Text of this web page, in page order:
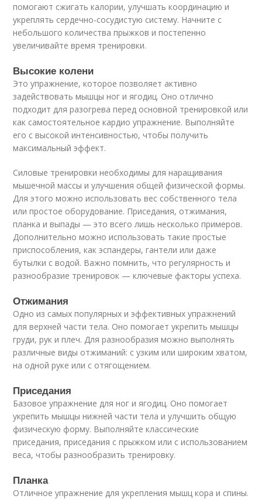
помогают сжигать калории, улучшать координацию и
укреплять сердечно-сосудистую систему. Начните с
небольшого количества прыжков и постепенно
увеличивайте время тренировки.
Высокие колени
Это упражнение, которое позволяет активно
задействовать мышцы ног и ягодиц. Оно отлично
подходит для разогрева перед основной тренировкой или
как самостоятельное кардио упражнение. Выполняйте
его с высокой интенсивностью, чтобы получить
максимальный эффект.
Силовые тренировки необходимы для наращивания
мышечной массы и улучшения общей физической формы.
Для этого можно использовать вес собственного тела
или простое оборудование. Приседания, отжимания,
планка и выпады — это всего лишь несколько примеров.
Дополнительно можно использовать такие простые
приспособления, как эспандеры, гантели или даже
бутылки с водой. Важно помнить, что регулярность и
разнообразие тренировок — ключевые факторы успеха.
Отжимания
Одно из самых популярных и эффективных упражнений
для верхней части тела. Оно помогает укрепить мышцы
груди, рук и плеч. Для разнообразия можно выполнять
различные виды отжиманий: с узким или широким хватом,
на одной руке или с отягощением.
Приседания
Базовое упражнение для ног и ягодиц. Оно помогает
укрепить мышцы нижней части тела и улучшить общую
физическую форму. Выполняйте классические
приседания, приседания с прыжком или с использованием
веса, чтобы разнообразить тренировку.
Планка
Отличное упражнение для укрепления мышц кора и спины.